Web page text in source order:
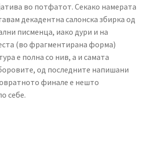
во потфатот. Секако намерата
декадентна салонска збирка од
писменца, иако дури и на
(во фрагментирана форма)
е полна со нив, а и самата
од последните напишани
финале е нешто
себе.